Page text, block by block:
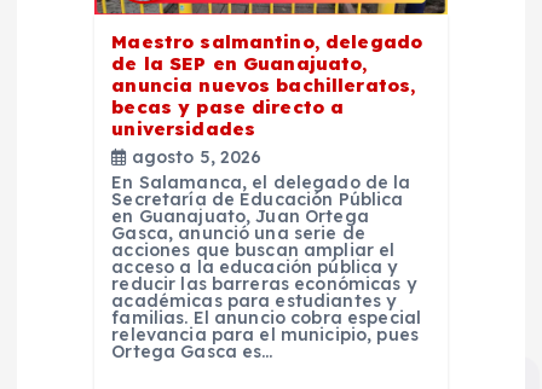
Maestro salmantino, delegado
de la SEP en Guanajuato,
anuncia nuevos bachilleratos,
becas y pase directo a
universidades
agosto 5, 2026
En Salamanca, el delegado de la
Secretaría de Educación Pública
en Guanajuato, Juan Ortega
Gasca, anunció una serie de
acciones que buscan ampliar el
acceso a la educación pública y
reducir las barreras económicas y
académicas para estudiantes y
familias. El anuncio cobra especial
relevancia para el municipio, pues
Ortega Gasca es…